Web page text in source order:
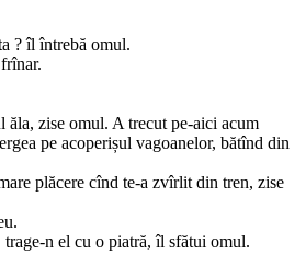
? îl întrebă omul.
zise omul. A trecut pe-aici acum
pe acoperișul vagoanelor, bătînd din
plăcere cînd te-a zvîrlit din tren, zise
n el cu o piatră, îl sfătui omul.